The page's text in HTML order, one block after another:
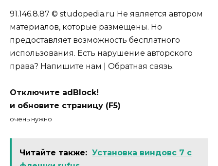
91.146.8.87 © studopedia.ru Не является автором
материалов, которые размещены. Но
предоставляет возможность бесплатного
использования. Есть нарушение авторского
права? Напишите нам | Обратная связь.
Отключите adBlock!
и обновите страницу (F5)
очень нужно
Читайте также: Установка виндовс 7 с